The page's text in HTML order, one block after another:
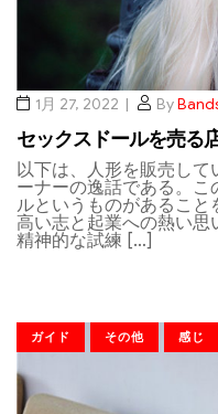
1月 27, 2022 By
セックスドールを売る
以下は、人形を販売し
ーナーの逸話である。
ルというものがあること
高い志と起業への熱い思
精神的な試練 […]
ガイド その他 感じ